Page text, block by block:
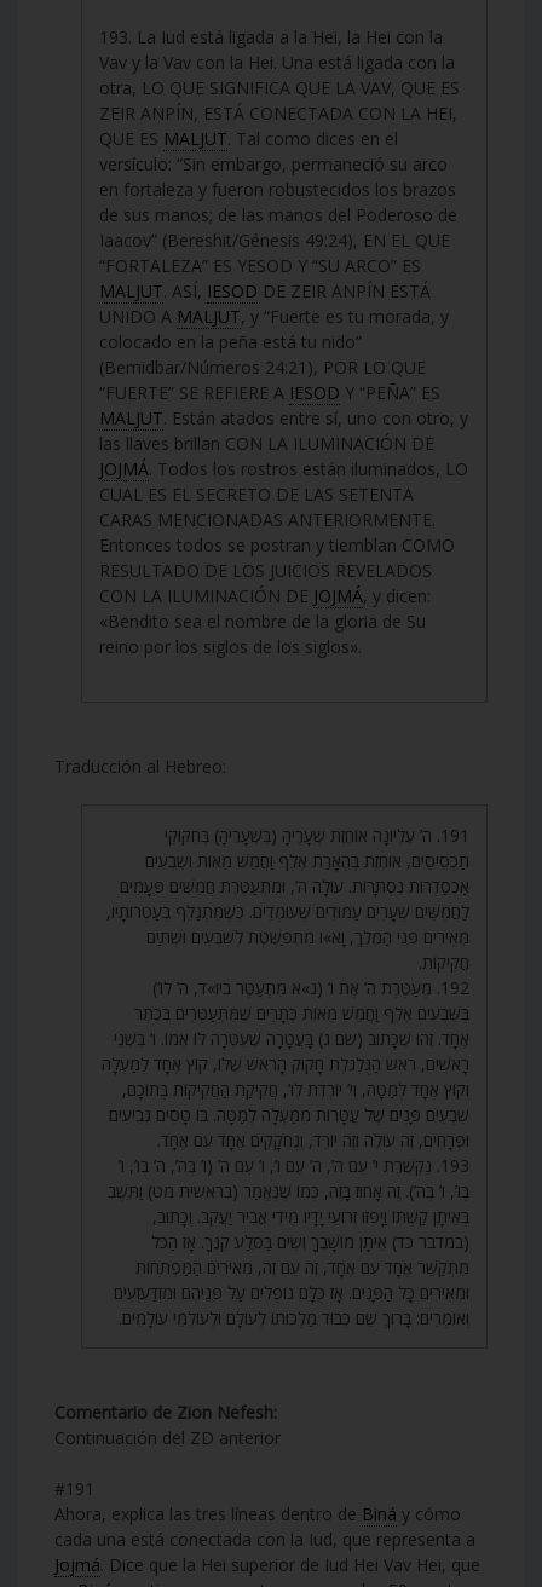
193. La Iud está ligada a la Hei, la Hei con la
Vav y la Vav con la Hei. Una está ligada con la
otra, LO QUE SIGNIFICA QUE LA VAV, QUE ES
ZEIR ANPÍN, ESTÁ CONECTADA CON LA HEI,
QUE ES MALJUT. Tal como dices en el
versículo: “Sin embargo, permaneció su arco
en fortaleza y fueron robustecidos los brazos
de sus manos; de las manos del Poderoso de
Iaacov” (Bereshit/Génesis 49:24), EN EL QUE
“FORTALEZA” ES YESOD Y “SU ARCO” ES
MALJUT. ASÍ, IESOD DE ZEIR ANPÍN ESTÁ
UNIDO A MALJUT, y “Fuerte es tu morada, y
colocado en la peña está tu nido”
(Bemidbar/Números 24:21), POR LO QUE
“FUERTE” SE REFIERE A IESOD Y “PEÑA” ES
MALJUT. Están atados entre sí, uno con otro, y
las llaves brillan CON LA ILUMINACIÓN DE
JOJMÁ. Todos los rostros están iluminados, LO
CUAL ES EL SECRETO DE LAS SETENTA
CARAS MENCIONADAS ANTERIORMENTE.
Entonces todos se postran y tiemblan COMO
RESULTADO DE LOS JUICIOS REVELADOS
CON LA ILUMINACIÓN DE JOJMÁ, y dicen:
«Bendito sea el nombre de la gloria de Su
reino por los siglos de los siglos».
Traducción al Hebreo:
191. ה’ עֶלְיוֹנָה אוֹחֶזֶת שְׁעָרֶיהָ (בִּשְׁעָרֶיהָ) בְּחִקּוּקֵי
תַכְסִיסִים, אוֹחֶזֶת בְּהֶאָרַת אֶלֶף וַחֲמֵשׁ מֵאוֹת וְשִׁבְעִים
אַכְסַדְרוֹת נִסְתָּרוֹת. עוֹלָה ה’, וּמִתְעַטֶּרֶת חֲמִשִּׁים פְּעָמִים
לַחֲמִשִּׁים שְׁעָרִים עַמּוּדִים שֶׁעוֹמְדִים. כְּשֶׁמִּתְגַּלֵּף בְּעַטְרוֹתָיו,
מְאִירִים פְּנֵי הַמֶּלֶךְ, וָא»ו מִתְפַּשֶּׁטֶת לְשִׁבְעִים וּשְׁתַּיִם
חֲקִיקוֹת.
192. מְעַטֶּרֶת ה’ אֶת ו’ (נ»א מִתְעַטֶּר ביו»ד, ה’ לו’)
בְּשִׁבְעִים אֶלֶף וַחֲמֵשׁ מֵאוֹת כְּתָרִים שֶׁמִּתְעַטְּרִים בְּכֶתֶר
אֶחָד. זֶהוּ שֶׁכָּתוּב (שם ג) בָּעֲטָרָה שֶׁעִטְּרָה לּוֹ אִמּוֹ. ו’ בִּשְׁנֵי
רָאשִׁים, רֹאשׁ הַגֻּלְגֹּלֶת חָקוּק הָרֹאשׁ שֶׁלּוֹ, קוֹץ אֶחָד לְמַעְלָה
וְקוֹץ אֶחָד לְמַטָּה, וְי’ יוֹרֶדֶת לְו’, חֲקִיקַת הַחֲקִיקוֹת בְּתוֹכָם,
שִׁבְעִים פָּנִים שֶׁל עֲטָרוֹת מִמַּעְלָה לְמַטָּה. בּוֹ טָסִים גְּבִיעִים
וּפְרָחִים, זֶה עוֹלֶה וְזֶה יוֹרֵד, וְנֶחְקָקִים אֶחָד עִם אֶחָד.
193. נִקְשֶׁרֶת י’ עִם ה’, ה’ עִם ו’, ו’ עִם ה’ (ו’ בְּה’, ה’ בְּו’, ו’
בְּו’, ו’ בְּה’). זֶה אָחוּז בָּזֶה, כְּמוֹ שֶׁנֶּאֱמַר (בראשית מט) וַתֵּשֶׁב
בְּאֵיתָן קַשְׁתּוֹ וַיָּפֹזּוּ זְרוֹעֵי יָדָיו מִידֵי אֲבִיר יַעֲקֹב. וְכָתוּב,
(במדבר כד) אֵיתָן מוֹשָׁבֶךָ וְשִׂים בַּסֶּלַע קִנֶּךָ. אָז הַכֹּל
מִתְקַשֵּׁר אֶחָד עִם אֶחָד, זֶה עִם זֶה, מְאִירִים הַמַּפְתְּחוֹת
וּמְאִירִים כָּל הַפָּנִים. אָז כֻּלָּם נוֹפְלִים עַל פְּנֵיהֶם וּמִזְדַּעְזְעִים
וְאוֹמְרִים: בָּרוּךְ שֵׁם כְּבוֹד מַלְכוּתוֹ לְעוֹלָם וּלְעוֹלְמֵי עוֹלָמִים.
Comentario de Zion Nefesh:
Continuación del ZD anterior
#191
Ahora, explica las tres líneas dentro de Biná y cómo
cada una está conectada con la Iud, que representa a
Jojmá. Dice que la Hei superior de Iud Hei Vav Hei, que